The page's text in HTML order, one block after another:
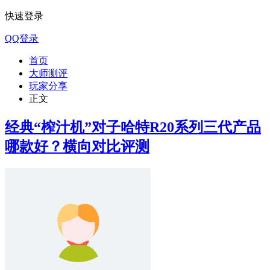
快速登录
QQ登录
首页
大师测评
玩家分享
正文
经典“榨汁机”对子哈特R20系列三代产品
哪款好？横向对比评测